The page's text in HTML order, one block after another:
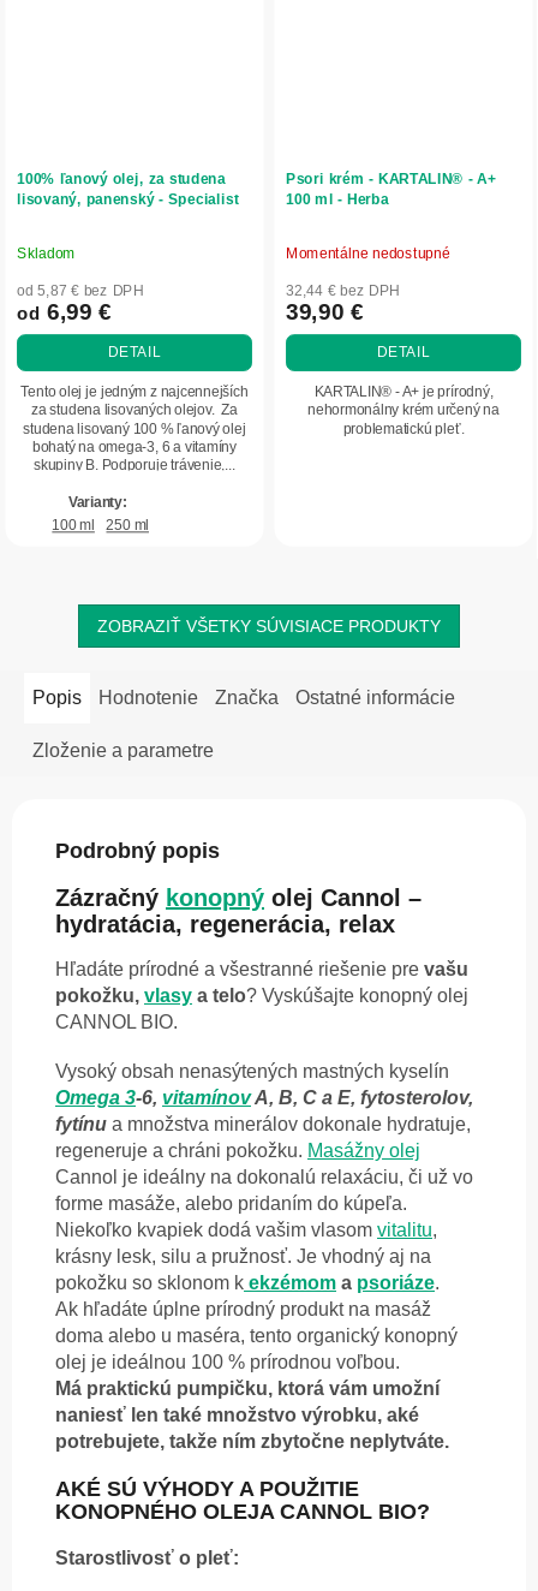
100% ľanový olej, za studena
lisovaný, panenský - Specialist
Priemerné
hodnotenie
produktu
je
z
hviezdičiek.
Skladom
od 5,87 € bez DPH
od 6,99 €
DETAIL
Tento olej je jedným z najcennejších
za studena lisovaných olejov. Za
studena lisovaný 100 % ľanový olej
bohatý na omega-3, 6 a vitamíny
skupiny B. Podporuje trávenie,...
100 ml 250 ml
Psori krém - KARTALIN® - A+
100 ml - Herba
Priemerné
hodnotenie
produktu
je
hviezdičiek.
Momentálne nedostupné
32,44 € bez DPH
39,90 €
DETAIL
KARTALIN® - A+ je prírodný,
nehormonálny krém určený na
problematickú pleť.
ZOBRAZIŤ VŠETKY SÚVISIACE PRODUKTY
Popis Hodnotenie Značka Ostatné informácie
Zloženie a parametre
Podrobný popis
Zázračný konopný olej Cannol –
hydratácia, regenerácia, relax
Hľadáte prírodné a všestranné riešenie pre vašu
pokožku, vlasy a telo? Vyskúšajte konopný olej
CANNOL BIO.
Vysoký obsah nenasýtených mastných kyselín
Omega 3-6, vitamínovA, B, C a E, fytosterolov,
fytínu a množstva minerálov dokonale hydratuje,
regeneruje a chráni pokožku. Masážny olej
Cannol je ideálny na dokonalú relaxáciu, či už vo
forme masáže, alebo pridaním do kúpeľa.
Niekoľko kvapiek dodá vašim vlasom vitalitu,
krásny lesk, silu a pružnosť. Je vhodný aj na
pokožku so sklonom k ekzémom a psoriáze.
Ak hľadáte úplne prírodný produkt na masáž
doma alebo u maséra, tento organický konopný
olej je ideálnou 100 % prírodnou voľbou.
Má praktickú pumpičku, ktorá vám umožní
naniesť len také množstvo výrobku, aké
potrebujete, takže ním zbytočne neplytváte.
AKÉ SÚ VÝHODY A POUŽITIE
KONOPNÉHO OLEJA CANNOL BIO?
Starostlivosť o pleť: